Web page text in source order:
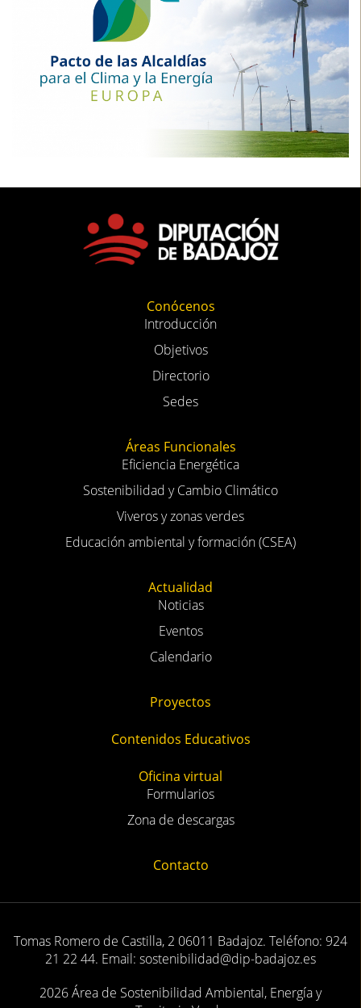
Conócenos
Introducción
Objetivos
Directorio
Sedes
Áreas Funcionales
Eficiencia Energética
Sostenibilidad y Cambio Climático
Viveros y zonas verdes
Educación ambiental y formación (CSEA)
Actualidad
Noticias
Eventos
Calendario
Proyectos
Contenidos Educativos
Oficina virtual
Formularios
Zona de descargas
Contacto
Tomas Romero de Castilla, 2 06011 Badajoz. Teléfono: 924
21 22 44. Email: sostenibilidad@dip-badajoz.es
2026 Área de Sostenibilidad Ambiental, Energía y